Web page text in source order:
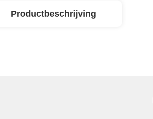
Productbeschrijving